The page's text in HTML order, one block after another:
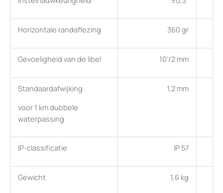
Horizontale randaflezing 360 gr
Gevoeligheid van de libel 10’/2 mm
Standaardafwijking
voor 1 km dubbele
waterpassing
1,2 mm
IP-classificatie IP 57
Gewicht 1,6 kg